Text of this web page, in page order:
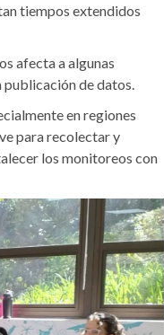
tiempos extendidos
afecta a algunas
publicación de datos.
en regiones
para recolectar y
los monitoreos con